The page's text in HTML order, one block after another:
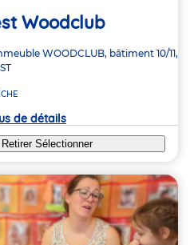
Woodclub
WOODCLUB, bâtiment 10/11,
de détails
Retirer Sélectionner